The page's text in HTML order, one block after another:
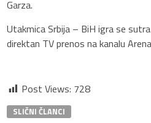
Garza.
Utakmica Srbija – BiH igra se
direktan TV prenos na kanalu
Post Views: 728
SLIČNI ČLANCI